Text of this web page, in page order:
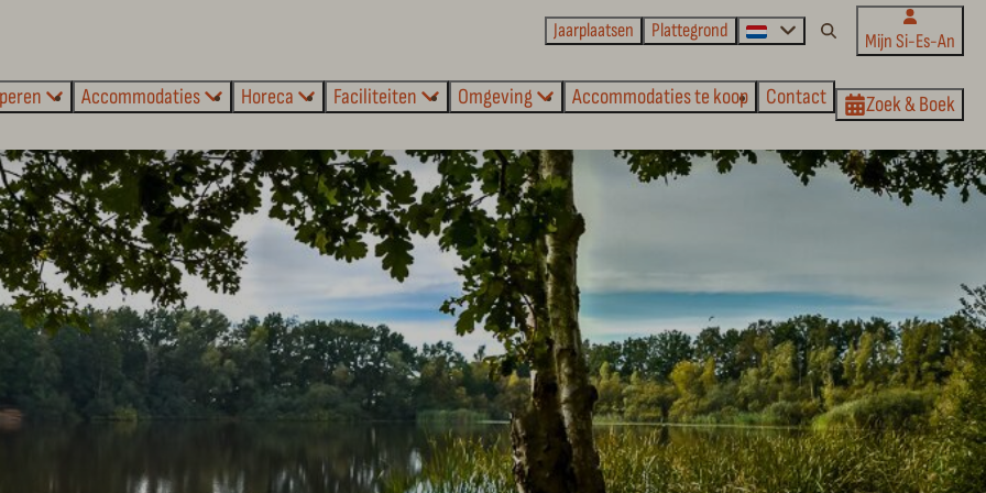
Jaarplaatsen Plattegrond Mijn Si-Es-An
Accommodaties Horeca Faciliteiten Omgeving Accommodaties te koop Contact Zoek & Boek